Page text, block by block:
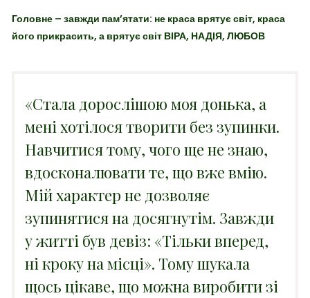
Головне – завжди пам’ятати: не краса врятує світ, краса
його прикрасить, а врятує світ ВІРА, НАДІЯ, ЛЮБОВ
«Стала дорослішою моя донька, а
мені хотілося творити без зупинки.
Навчитися тому, чого ще не знаю,
вдосконалювати те, що вже вмію.
Мій характер не дозволяє
зупинятися на досягнутім. Завжди
у житті був девіз: «Тільки вперед,
ні кроку на місці». Тому шукала
щось цікаве, що можна виробити зі